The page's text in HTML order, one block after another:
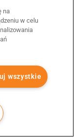
na
w celu
wszystkie